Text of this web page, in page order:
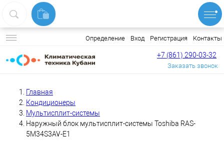
Определение Вход Регистрация Контакты
+7 (861) 290-03-32
Заказать звонок
Главная
Кондиционеры
Мультисплит-системы
Наружный блок мультисплит-системы Toshiba RAS-
5M34S3AV-E1